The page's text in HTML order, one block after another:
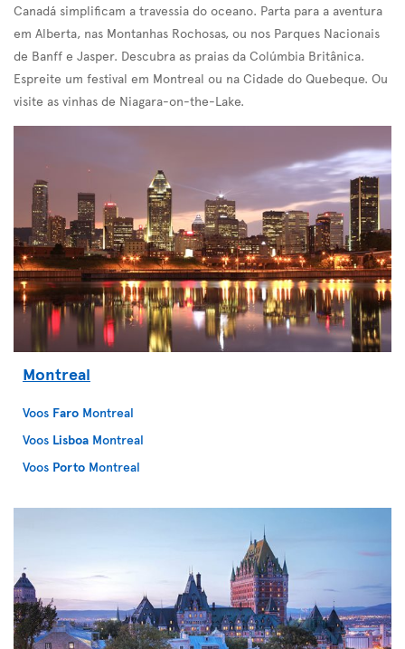
Canadá simplificam a travessia do oceano. Parta para a aventura
em Alberta, nas Montanhas Rochosas, ou nos Parques Nacionais
de Banff e Jasper. Descubra as praias da Colúmbia Britânica.
Espreite um festival em Montreal ou na Cidade do Quebeque. Ou
visite as vinhas de Niagara-on-the-Lake.
Montreal
Voos Faro Montreal
Voos Lisboa Montreal
Voos Porto Montreal